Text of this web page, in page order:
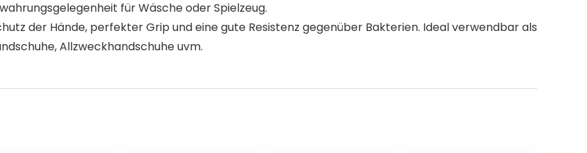
für Wäsche oder Spielzeug.
der Hände, perfekter Grip und eine gute Resistenz gegenüber Bakterien. Ideal verwendbar als
Allzweckhandschuhe uvm.